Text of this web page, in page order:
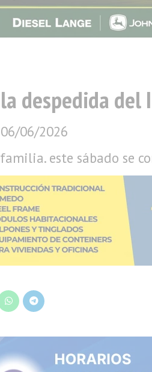
despedida
este sábado se
06/06/2026